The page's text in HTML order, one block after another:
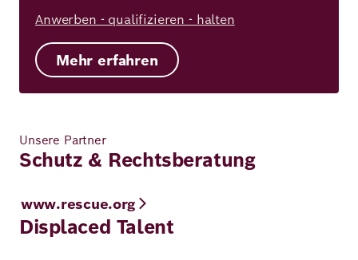
Anwerben - qualifizieren - halten
Mehr erfahren
Unsere Partner
Schutz & Rechtsberatung
www.rescue.org
Displaced Talent